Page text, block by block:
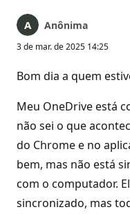
Anônima
3 de mar. de 2025 14:25
Bom dia a quem
Meu OneDrive está
não sei o que
do Chrome e no
bem, mas não está
com o computador.
sincronizado, mas